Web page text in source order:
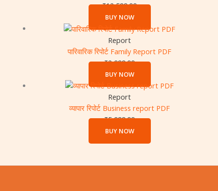
₹12,599.00
BUY NOW
Report
पारिवारिक रिपोर्ट Family Report PDF
₹2,099.00
BUY NOW
Report
व्यापार रिपोर्ट Business report PDF
₹5,099.00
BUY NOW